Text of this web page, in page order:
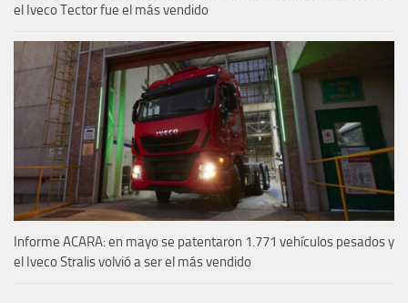
el Iveco Tector fue el más vendido
Informe ACARA: en mayo se patentaron 1.771 vehículos pesados y
el Iveco Stralis volvió a ser el más vendido